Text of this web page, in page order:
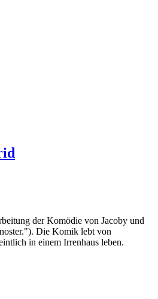
der Komödie von Jacoby und
Die Komik lebt von
in einem Irrenhaus leben.